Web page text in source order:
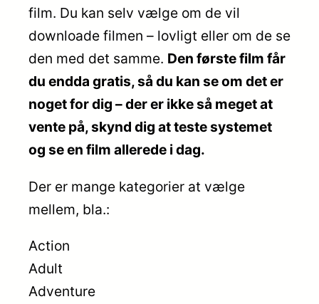
film. Du kan selv vælge om de vil
downloade filmen – lovligt eller om de se
den med det samme. Den første film får
du endda gratis, så du kan se om det er
noget for dig – der er ikke så meget at
vente på, skynd dig at teste systemet
og se en film allerede i dag.
Der er mange kategorier at vælge
mellem, bla.:
Action
Adult
Adventure